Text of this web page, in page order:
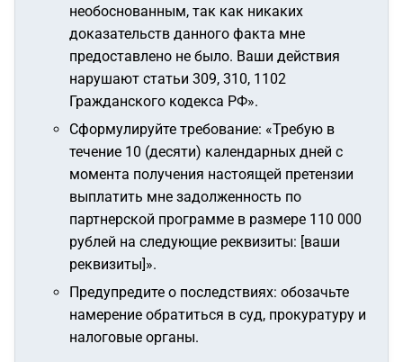
необоснованным, так как никаких
доказательств данного факта мне
предоставлено не было. Ваши действия
нарушают статьи 309, 310, 1102
Гражданского кодекса РФ».
Сформулируйте требование: «Требую в
течение 10 (десяти) календарных дней с
момента получения настоящей претензии
выплатить мне задолженность по
партнерской программе в размере 110 000
рублей на следующие реквизиты: [ваши
реквизиты]».
Предупредите о последствиях: обозачьте
намерение обратиться в суд, прокуратуру и
налоговые органы.